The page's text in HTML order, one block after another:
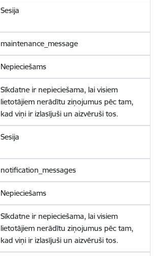
Sesija
maintenance_message
Nepieciešams
Sīkdatne ir nepieciešama, lai visiem
lietotājiem nerādītu ziņojumus pēc tam,
kad viņi ir izlasījuši un aizvēruši tos.
Sesija
notification_messages
Nepieciešams
Sīkdatne ir nepieciešama, lai visiem
lietotājiem nerādītu ziņojumus pēc tam,
kad viņi ir izlasījuši un aizvēruši tos.